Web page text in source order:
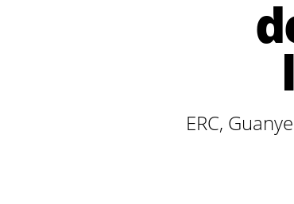
ERC,